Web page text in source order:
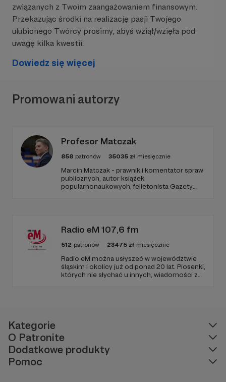
W tym miejscu powinna być zewnętrzna
treść
Aby zobaczyć treść musisz zmienić ustawienia
polityki prywatności
Aby zobaczyć treść musisz zmienić ustawienia
polityki prywatności
związanych z Twoim zaangażowaniem finansowym.
Przekazując środki na realizację pasji Twojego
ulubionego Twórcy prosimy, abyś wziął/wzięła pod
uwagę kilka kwestii.
Dowiedz się więcej
Promowani autorzy
Profesor Matczak
858 patronów 35035 zł miesięcznie
Marcin Matczak - prawnik i komentator spraw
publicznych, autor książek
popularnonaukowych, felietonista Gazety
bańkami informacyjnymi.
Radio eM 107,6 fm
512 patronów 23475 zł miesięcznie
Radio eM można usłyszeć w województwie
śląskim i okolicy już od ponad 20 lat. Piosenki,
których nie słychać u innych, wiadomości z
Kategorie
O Patronite
Dodatkowe produkty
Pomoc